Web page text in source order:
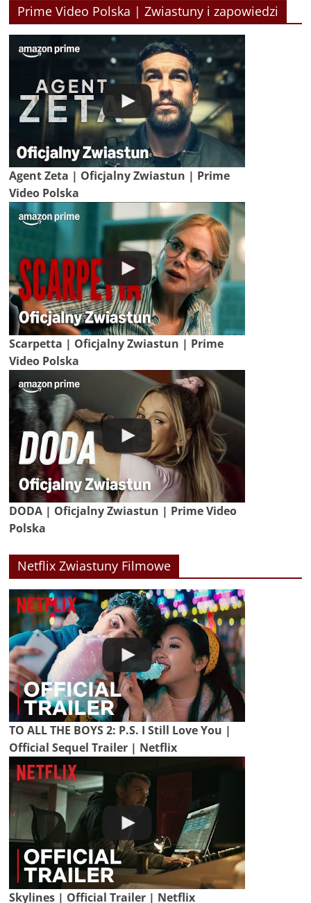
Prime Video Polska | Zwiastuny i zapowiedzi
Agent Zeta | Oficjalny Zwiastun | Prime
Video Polska
Scarpetta | Oficjalny Zwiastun | Prime
Video Polska
DODA | Oficjalny Zwiastun | Prime Video
Polska
Netflix Zwiastuny Filmowe
TO ALL THE BOYS 2: P.S. I Still Love You |
Official Sequel Trailer | Netflix
Skylines | Official Trailer | Netflix